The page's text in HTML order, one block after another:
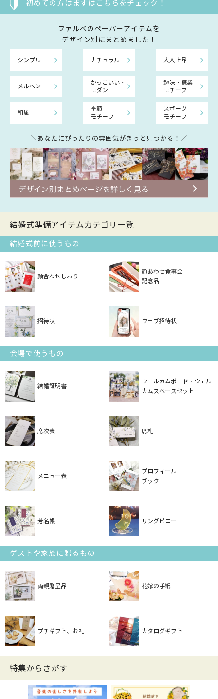
初めての方はまずはこちらをチェック！
ファルべのペーパーアイテムを
デザイン別にまとめました！
シンプル ナチュラル 大人上品
メルヘン
かっこいい・
モダン
趣味・職業
モチーフ
和風
季節
モチーフ
スポーツ
モチーフ
＼あなたにぴったりの雰囲気がきっと見つかる！／
結婚式準備アイテムカテゴリ一覧
結婚式前に使うもの
顔合わせしおり
顔あわせ食事会
記念品
招待状 ウェブ招待状
会場で使うもの
結婚証明書
ウェルカムボード・ウェル
カムスペースセット
席次表 席札
メニュー表
プロフィール
ブック
芳名帳 リングピロー
ゲストや家族に贈るもの
両親贈呈品 花嫁の手紙
プチギフト、お礼 カタログギフト
特集からさがす